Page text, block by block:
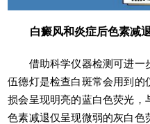
白癜风和炎症后色素减退
借助科学仪器检测可进一步
伍德灯是检查白斑常会用到的
损会呈现明亮的蓝白色荧光
色素减退仅呈现微弱的灰白色